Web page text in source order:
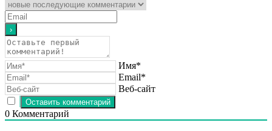
Имя*
Email*
Веб-сайт
0 Комментарий